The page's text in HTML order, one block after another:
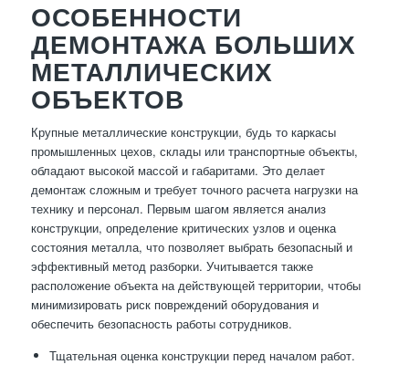
ОСОБЕННОСТИ
ДЕМОНТАЖА БОЛЬШИХ
МЕТАЛЛИЧЕСКИХ
ОБЪЕКТОВ
Крупные металлические конструкции, будь то каркасы
промышленных цехов, склады или транспортные объекты,
обладают высокой массой и габаритами. Это делает
демонтаж сложным и требует точного расчета нагрузки на
технику и персонал. Первым шагом является анализ
конструкции, определение критических узлов и оценка
состояния металла, что позволяет выбрать безопасный и
эффективный метод разборки. Учитывается также
расположение объекта на действующей территории, чтобы
минимизировать риск повреждений оборудования и
обеспечить безопасность работы сотрудников.
Тщательная оценка конструкции перед началом работ.